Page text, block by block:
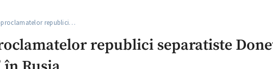
republici…
republici separatiste